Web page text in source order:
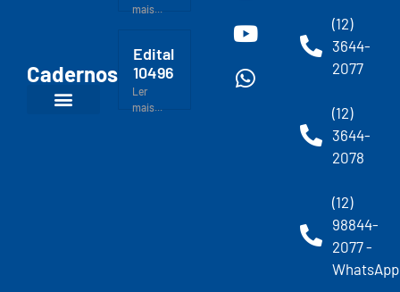
Cadernos
mais...
Edital
10496
Ler
mais...
(12)
3644-
2077
(12)
3644-
2078
(12)
98844-
2077 -
WhatsApp